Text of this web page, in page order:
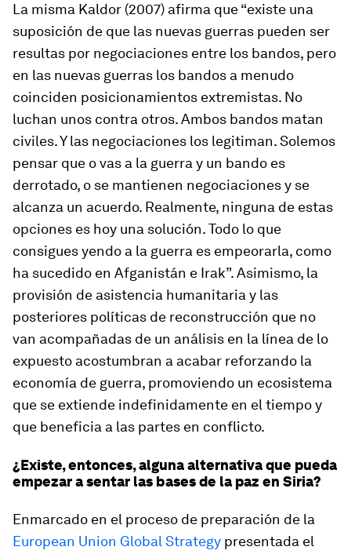
La misma Kaldor (2007) afirma que “existe una
suposición de que las nuevas guerras pueden ser
resultas por negociaciones entre los bandos, pero
en las nuevas guerras los bandos a menudo
coinciden posicionamientos extremistas. No
luchan unos contra otros. Ambos bandos matan
civiles. Y las negociaciones los legitiman. Solemos
pensar que o vas a la guerra y un bando es
derrotado, o se mantienen negociaciones y se
alcanza un acuerdo. Realmente, ninguna de estas
opciones es hoy una solución. Todo lo que
consigues yendo a la guerra es empeorarla, como
ha sucedido en Afganistán e Irak”. Asimismo, la
provisión de asistencia humanitaria y las
posteriores políticas de reconstrucción que no
van acompañadas de un análisis en la línea de lo
expuesto acostumbran a acabar reforzando la
economía de guerra, promoviendo un ecosistema
que se extiende indefinidamente en el tiempo y
que beneficia a las partes en conflicto.
¿Existe, entonces, alguna alternativa que pueda
empezar a sentar las bases de la paz en Siria?
Enmarcado en el proceso de preparación de la
European Union Global Strategy presentada el